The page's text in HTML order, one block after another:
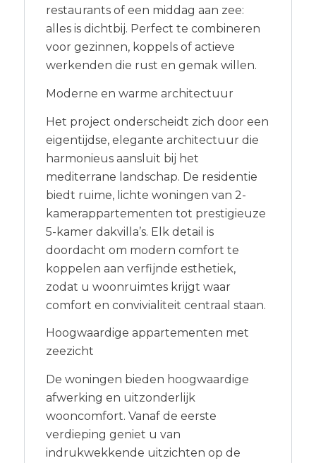
restaurants of een middag aan zee:
alles is dichtbij. Perfect te combineren
voor gezinnen, koppels of actieve
werkenden die rust en gemak willen.
Moderne en warme architectuur
Het project onderscheidt zich door een
eigentijdse, elegante architectuur die
harmonieus aansluit bij het
mediterrane landschap. De residentie
biedt ruime, lichte woningen van 2-
kamerappartementen tot prestigieuze
5-kamer dakvilla’s. Elk detail is
doordacht om modern comfort te
koppelen aan verfijnde esthetiek,
zodat u woonruimtes krijgt waar
comfort en convivialiteit centraal staan.
Hoogwaardige appartementen met
zeezicht
De woningen bieden hoogwaardige
afwerking en uitzonderlijk
wooncomfort. Vanaf de eerste
verdieping geniet u van
indrukwekkende uitzichten op de